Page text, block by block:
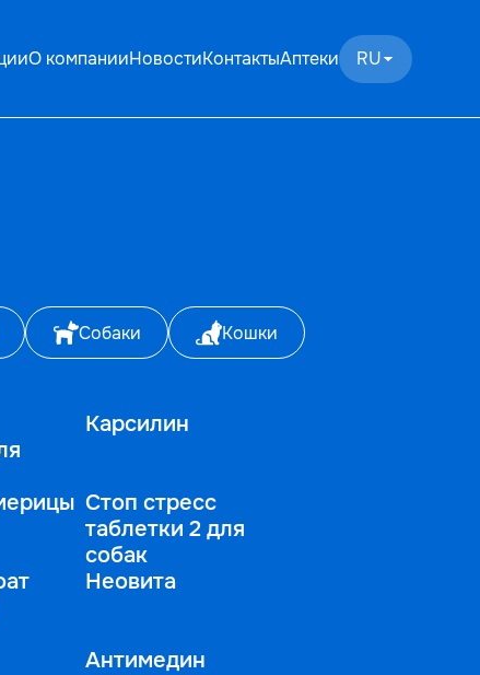
О компанииНовостиКонтактыАптеки RU
Собаки Кошки
Карсилин
Стоп стресс
таблетки 2 для
собак
Неовита
Антимедин